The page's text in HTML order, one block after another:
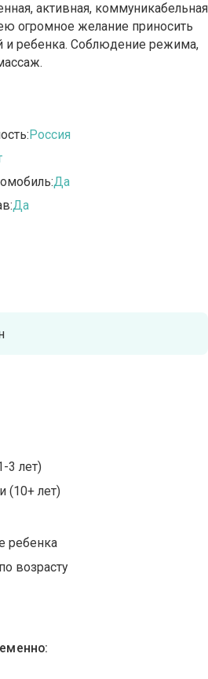
активная, коммуникабельная
огромное желание приносить
и ребенка. Соблюдение режима,
Россия
Да
Да
3 лет)
(10+ лет)
ребенка
возрасту